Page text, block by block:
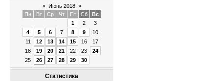
« Июнь 2018 »
Пн
Вт Ср Чт Пт Сб
Вс
1
2
3
4
5 6 7 8 9
10
11
12 13 14 15 16
17
18
19 20 21 22 23
24
25
26 27 28 29 30
Статистика